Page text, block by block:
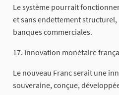
Le système pourrait
et sans endettement
banques commerciales.
17. Innovation monétaire
Le nouveau Franc serait une
souveraine, conçue,